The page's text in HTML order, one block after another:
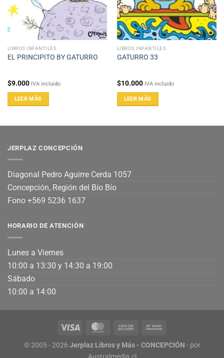
LIBROS INFANTILES
EL PRINCIPITO BY GATURRO
$9.000 IVA incluido
LEER MÁS
LIBROS INFANTILES
GATURRO 33
$10.000 IVA incluido
LEER MÁS
JERPLAZ CONCEPCIÓN
Diagonal Pedro Aguirre Cerda 1057
Concepción, Región del Bío Bío
Fono +569 5236 1637
HORARIO DE ATENCIÓN
Lunes a Viernes
10:00 a 13:30 y 14:30 a 19:00
Sábado
10:00 a 14:00
© 2005 - 2026 Jerplaz Libros y Más - CONCEPCIÓN - por